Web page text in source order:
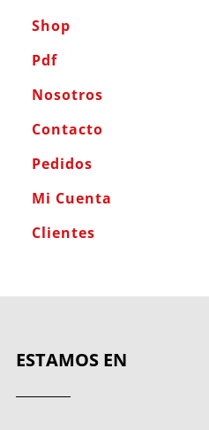
Shop
Pdf
Nosotros
Contacto
Pedidos
Mi Cuenta
Clientes
ESTAMOS EN